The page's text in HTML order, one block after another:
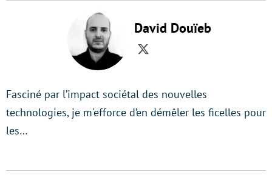
David Douïeb
Twitter
Fasciné par l’impact sociétal des nouvelles
technologies, je m'efforce d’en démêler les ficelles pour
les…